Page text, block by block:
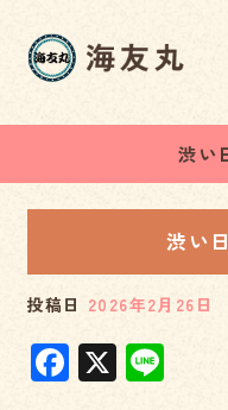
渋い
渋い
投稿日 2026年2月26日
F X